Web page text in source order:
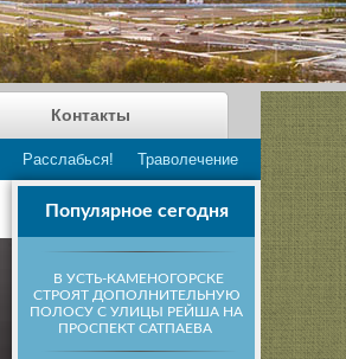
Расслабься! Траволечение
Контакты
Популярное сегодня
В УСТЬ-КАМЕНОГОРСКЕ
СТРОЯТ ДОПОЛНИТЕЛЬНУЮ
ПОЛОСУ С УЛИЦЫ РЕЙША НА
ПРОСПЕКТ САТПАЕВА